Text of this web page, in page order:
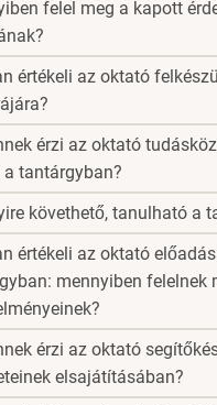
felel meg a kapott
értékeli az oktató
érzi az oktató
a tantárgyban?
követhető, tanulható a
értékeli az oktató
mennyiben felelnek
érzi az oktató
elsajátításában?